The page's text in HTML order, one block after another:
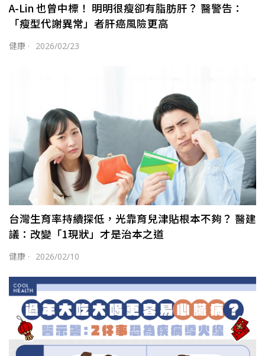
A-Lin 也曾中標！ 明明很瘦卻有脂肪肝？ 醫警告：
「瘦型代謝異常」者肝癌風險更高
健康 · 2026/02/23
台灣生育率持續探低，光靠育兒津貼根本不夠？ 醫建
議：改變「1現狀」才是治本之道
健康 · 2026/02/10